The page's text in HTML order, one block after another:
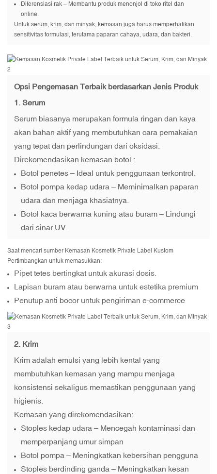
Diferensiasi rak – Membantu produk menonjol di toko ritel dan
online.
Untuk serum, krim, dan minyak, kemasan juga harus memperhatikan
sensitivitas formulasi, terutama paparan cahaya, udara, dan bakteri.
Opsi Pengemasan Terbaik berdasarkan Jenis Produk
1. Serum
Serum biasanya merupakan formula ringan dan kaya
akan bahan aktif yang membutuhkan cara pemakaian
yang tepat dan perlindungan dari oksidasi.
Direkomendasikan kemasan botol :
Botol penetes – Ideal untuk penggunaan terkontrol.
Botol pompa kedap udara – Meminimalkan paparan
udara dan menjaga khasiatnya.
Botol kaca berwarna kuning atau buram – Lindungi
dari sinar UV.
Saat mencari sumber Kemasan Kosmetik Private Label Kustom
Pertimbangkan untuk memasukkan:
Pipet tetes bertingkat untuk akurasi dosis.
Lapisan buram atau berwarna untuk estetika premium
Penutup anti bocor untuk pengiriman e-commerce
2. Krim
Krim adalah emulsi yang lebih kental yang
membutuhkan kemasan yang mampu menjaga
konsistensi sekaligus memastikan penggunaan yang
higienis.
Kemasan yang direkomendasikan:
Stoples kedap udara – Mencegah kontaminasi dan
memperpanjang umur simpan
Botol pompa – Meningkatkan kebersihan pengguna
Stoples berdinding ganda – Meningkatkan kesan